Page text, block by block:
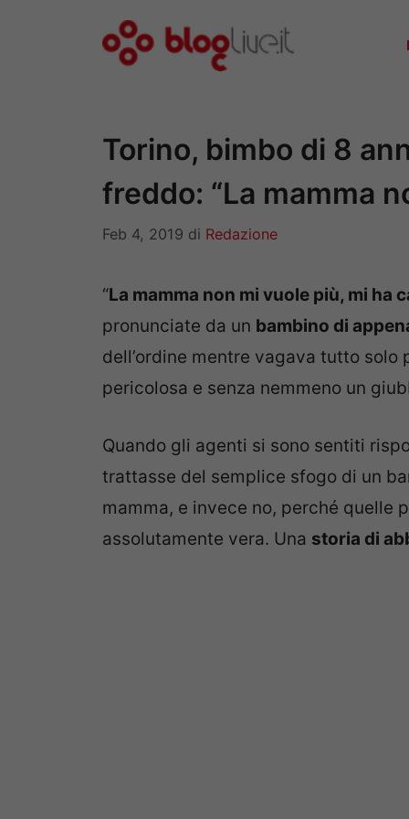
Torino, bimbo di 8
freddo: “La mamma
Feb 4, 2019 di Redazione
“La mamma non mi vuole più, mi ha
pronunciate da un bambino di
dell’ordine mentre vagava tutto
pericolosa e senza nemmeno un
Quando gli agenti si sono sentiti
trattasse del semplice sfogo di un
mamma, e invece no, perché quelle
assolutamente vera. Una storia di